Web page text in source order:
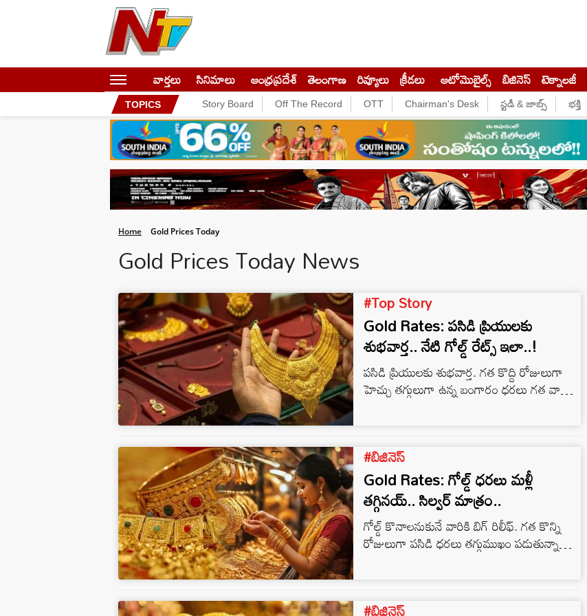
వార్తలు సినిమాలు ఆంధ్రప్రదేశ్ తెలంగాణ రివ్యూలు క్రీడలు ఆటోమొబైల్స్ బిజినెస్‌ టెక్నాలజీ
TOPICS Story Board Off The Record OTT Chairman's Desk స్టడీ & జాబ్స్ భక్తి
Home Gold Prices Today
Gold Prices Today News
#Top Story
Gold Rates: పసిడి ప్రియులకు
శుభవార్త.. నేటి గోల్డ్ రేట్స్ ఇలా..!
పసిడి ప్రియులకు శుభవార్త. గత కొద్ది రోజులుగా
హెచ్చు తగ్గులుగా ఉన్న బంగారం ధరలు గత వారం
బాగానే తగ్గుముఖం పట్టాయి. ట్రంప్ సుంకాలు
#బిజినెస్‌
Gold Rates: గోల్డ్ ధరలు మళ్లీ
తగ్గినయ్.. సిల్వర్ మాత్రం..
గోల్డ్ కొనాలనుకునే వారికి బిగ్ రిలీఫ్. గత కొన్ని
రోజులుగా పసిడి ధరలు తగ్గుముఖం పడుతున్నాయి.
నేడు మళ్లీ బంగారం ధరలు తగ్గాయి. నేడు తులం
#బిజినెస్‌